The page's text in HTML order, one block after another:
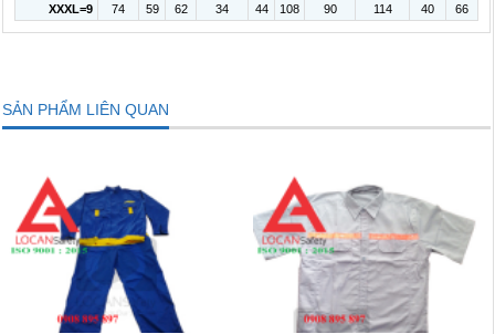
XXXL=9
74 59 62 34 44 108 90 114 40 66
SẢN PHẨM LIÊN QUAN